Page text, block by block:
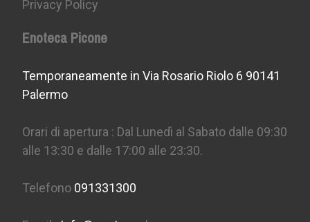
Privacy Policy
Enoteca Picone
Temporaneamente in Via Rosario Riolo 6 90141
Palermo
Orari di apertura : Dal Lunedì al Sabato dalle 09:30
alle 13:30 e dalle 17:00 alle 23:30.
Telefono 091331300